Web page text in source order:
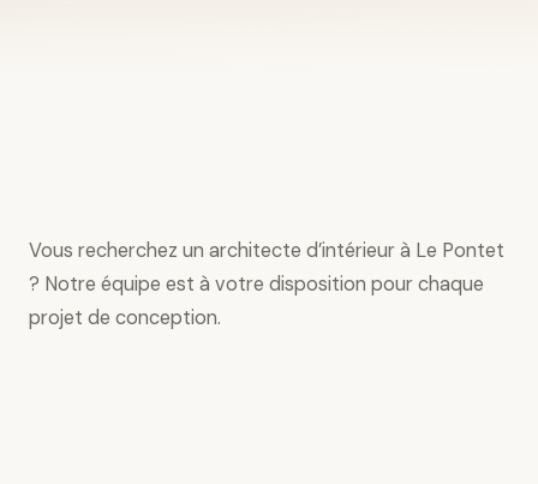
Vous recherchez un architecte d’intérieur à Le Pontet
? Notre équipe est à votre disposition pour chaque
projet de conception.